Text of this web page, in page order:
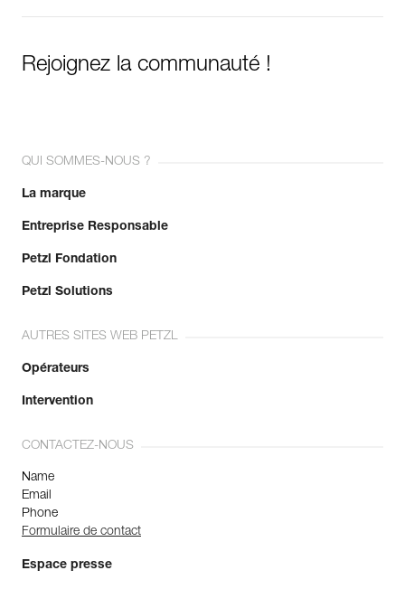
Rejoignez la communauté !
QUI SOMMES-NOUS ?
La marque
Entreprise Responsable
Petzl Fondation
Petzl Solutions
AUTRES SITES WEB PETZL
Opérateurs
Intervention
CONTACTEZ-NOUS
Name
Email
Phone
Formulaire de contact
Espace presse